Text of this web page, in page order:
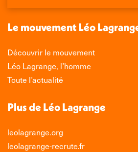
une
fenêtre
une
fenêtre
une
fenêtre
une
nouvelle
fenêtre
Le mouvement Léo
Découvrir le mouvement
Léo Lagrange, l’homme
Toute l’actualité
Plus de Léo Lagrange
leolagrange.org
leolagrange-recrute.fr